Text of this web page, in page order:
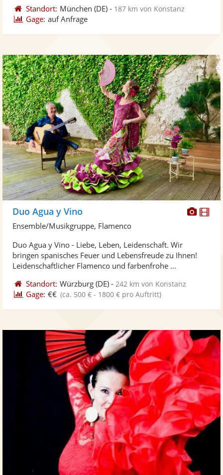
Standort: München (DE) - 187 km von Konstanz
Gage: auf Anfrage
Duo Agua y Vino
Ensemble/Musikgruppe, Flamenco
Duo Agua y Vino - Liebe, Leben, Leidenschaft. Wir
bringen spanisches Feuer und Lebensfreude zu Ihnen!
Leidenschaftlicher Flamenco und farbenfrohe ...
Standort: Würzburg (DE) - 242 km von Konstanz
Gage: €€ (ca. 500 € - 1800 € pro Auftritt)